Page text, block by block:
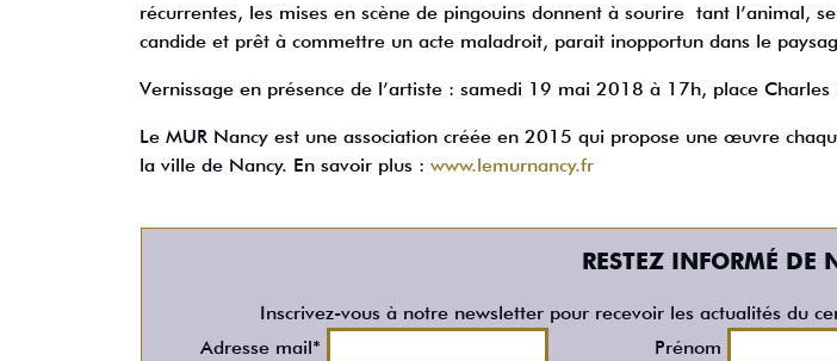
récurrentes, les mises en scène de pingouins donnent à sourire tant l’animal,
candide et prêt à commettre un acte maladroit, parait inopportun dans le
Vernissage en présence de l’artiste : samedi 19 mai 2018 à 17h, place Charles
Le MUR Nancy est une association créée en 2015 qui propose une œuvre
la ville de Nancy. En savoir plus : www.lemurnancy.fr
RESTEZ INFORMÉ DE
Inscrivez-vous à notre newsletter pour recevoir les actualités du
Adresse mail*
Prénom